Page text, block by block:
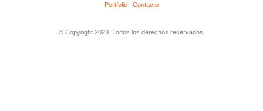
Portfolio | Contacto
© Copyright 2023. Todos los derechos reservados.